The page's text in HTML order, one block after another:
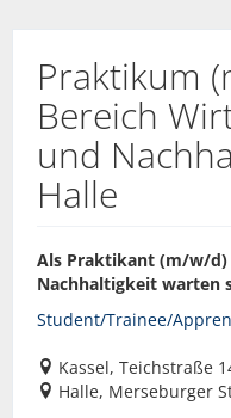
Praktikum
Bereich
und
Halle
Als Praktikant (m/w/d)
Nachhaltigkeit warten
Student/Trainee/
Kassel, Teichstraße
Halle, Merseburger